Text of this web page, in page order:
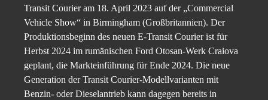
Transit Courier am 18. April 2023 auf der „Commercial
Vehicle Show“ in Birmingham (Großbritannien). Der
Produktionsbeginn des neuen E-Transit Courier ist für
Herbst 2024 im rumänischen Ford Otosan-Werk Craiova
geplant, die Markteinführung für Ende 2024. Die neue
Generation der Transit Courier-Modellvarianten mit
Benzin- oder Dieselantrieb kann dagegen bereits in